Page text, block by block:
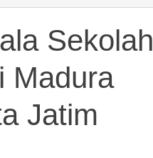
Sekolah
Madura
Jatim